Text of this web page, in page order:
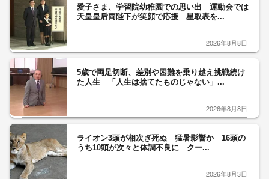
愛子さま、学習院幼稚園での思い出 運動会では
天皇皇后両陛下が笑顔で応援 星取表を...
2026年8月8日
5歳で両足切断、差別や困難を乗り越え挑戦続け
た人生 「人生は捨てたものじゃない」...
2026年8月8日
ライオン3頭が相次ぎ死ぬ 猛暑影響か 16頭の
うち10頭が次々と体調不良に クー...
2026年8月3日